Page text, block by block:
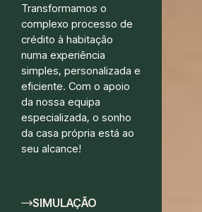
Transformamos o
complexo processo de
crédito à habitação
numa experiência
simples, personalizada e
eficiente. Com o apoio
da nossa equipa
especializada, o sonho
da casa própria está ao
seu alcance!
SIMULAÇÃO